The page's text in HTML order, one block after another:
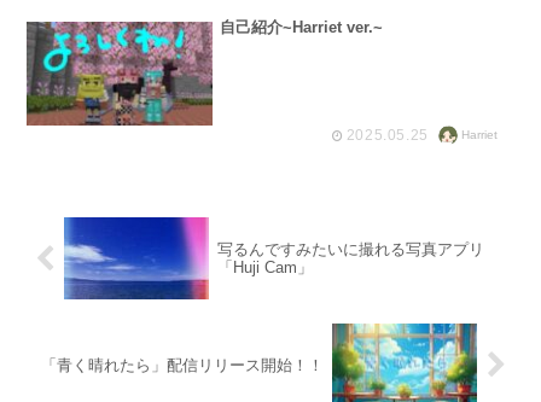
自己紹介~Harriet ver.~
2025.05.25 Harriet
写るんですみたいに撮れる写真アプリ
「Huji Cam」
「青く晴れたら」配信リリース開始！！